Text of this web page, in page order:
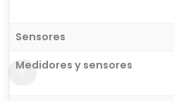
Sensores
Medidores y sensores